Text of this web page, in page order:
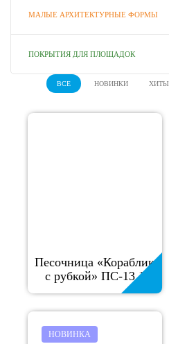
МАЛЫЕ АРХИТЕКТУРНЫЕ ФОРМЫ
ПОКРЫТИЯ ДЛЯ ПЛОЩАДОК
ВСЕ НОВИНКИ ХИТЫ
Песочница «Кораблик
с рубкой» ПС-13.1
НОВИНКА